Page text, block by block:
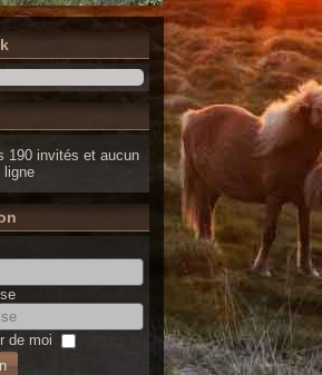
190 invités et aucun
ligne
de moi